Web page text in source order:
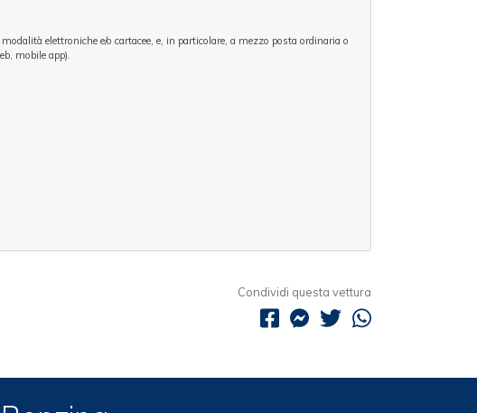
elettroniche e/o cartacee, e, in particolare, a mezzo posta ordinaria o
mobile app).
Condividi questa vettura